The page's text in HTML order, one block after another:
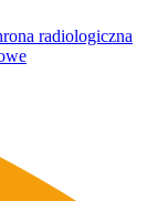
radiologiczna